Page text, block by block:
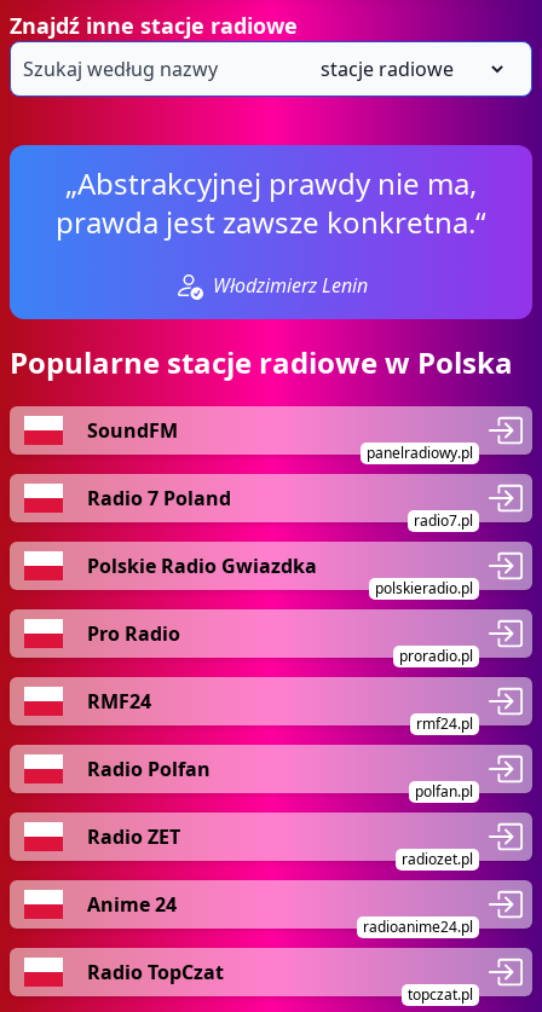
Znajdź inne stacje radiowe
„Abstrakcyjnej prawdy nie ma,
prawda jest zawsze konkretna.“
Włodzimierz Lenin
Popularne stacje radiowe w Polska
SoundFM
panelradiowy.pl
Radio 7 Poland
radio7.pl
Polskie Radio Gwiazdka
polskieradio.pl
Pro Radio
proradio.pl
RMF24
rmf24.pl
Radio Polfan
polfan.pl
Radio ZET
radiozet.pl
Anime 24
radioanime24.pl
Radio TopCzat
topczat.pl